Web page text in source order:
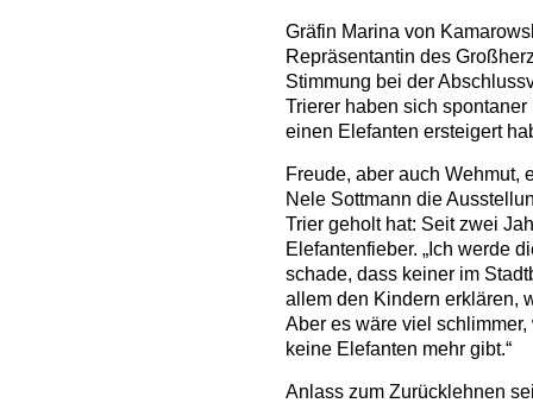
Gräfin Marina von
Repräsentantin des
Stimmung bei der
Trierer haben sich
einen Elefanten ersteigert
Freude, aber auch Wehmut,
Nele Sottmann die
Trier geholt hat: Seit zwei
Elefantenfieber. „Ich werde
schade, dass keiner im
allem den Kindern erklären,
Aber es wäre viel
keine Elefanten mehr gibt.“
Anlass zum Zurücklehnen